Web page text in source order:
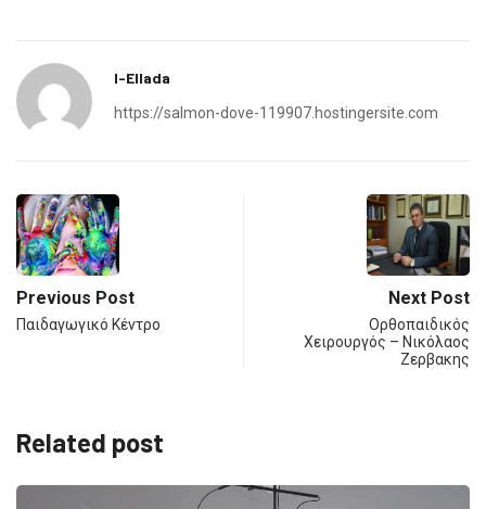
I-Ellada
https://salmon-dove-119907.hostingersite.com
Previous Post
Παιδαγωγικό Κέντρο
Next Post
Ορθοπαιδικός
Χειρουργός – Νικόλαος
Ζερβακης
Related post